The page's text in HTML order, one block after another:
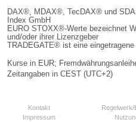
DAX®, MDAX®, TecDAX® und
Index GmbH
EURO STOXX®-Werte bezeichnet
und/oder ihrer Lizenzgeber
TRADEGATE® ist eine
Kurse in EUR;
Zeitangaben in CEST (UTC+2)
Kontakt
Impressum